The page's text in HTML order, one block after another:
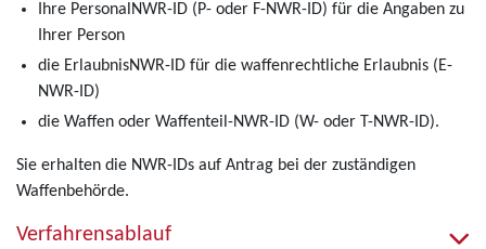
Ihre PersonalNWR-ID (P- oder F-NWR-ID) für die Angaben zu
Ihrer Person
die ErlaubnisNWR-ID für die waffenrechtliche Erlaubnis (E-
NWR-ID)
die Waffen oder Waffenteil-NWR-ID (W- oder T-NWR-ID).
Sie erhalten die NWR-IDs auf Antrag bei der zuständigen
Waffenbehörde.
Verfahrensablauf